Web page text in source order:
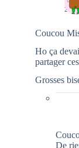
2
Coucou
Ho ça
partager
Grosses
De